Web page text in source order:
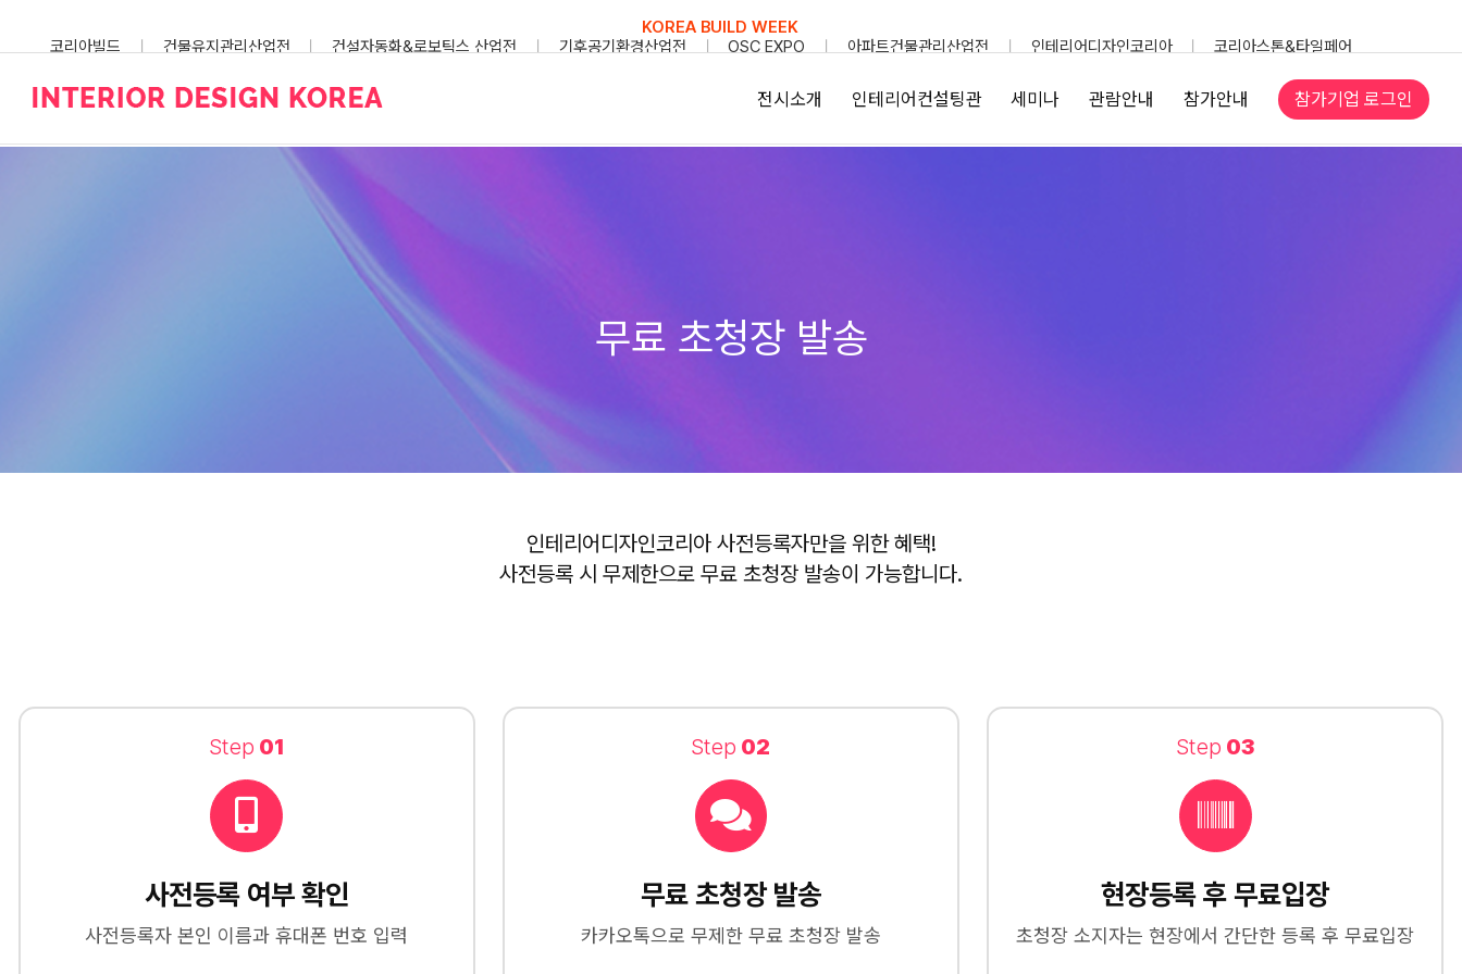
KOREA BUILD WEEK
코리아빌드
건물유지관리산업전 건설자동화&로보틱스 산업전 기후공기환경산업전 OSC EXPO 아파트건물관리산업전 인테리어디자인코리아
코리아스톤&타일페어
전시소개 인테리어컨설팅관 세미나 관람안내 참가안내 참가기업 로그인
무료 초청장 발송
인테리어디자인코리아 사전등록자만을 위한 혜택!
사전등록 시 무제한으로 무료 초청장 발송이 가능합니다.
Step 01
사전등록 여부 확인
사전등록자 본인 이름과 휴대폰 번호 입력
Step 02
무료 초청장 발송
카카오톡으로 무제한 무료 초청장 발송
Step 03
현장등록 후 무료입장
초청장 소지자는 현장에서 간단한 등록 후 무료입장